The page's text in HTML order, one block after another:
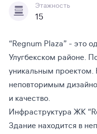
Этажность
15
“Regnum Plaza” - это
Улугбекском районе.
уникальным проектом.
неповторимым
и качество.
Инфраструктура ЖК
Здание находится в